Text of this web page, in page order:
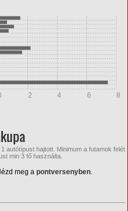
2 4 6 8
autótípust hajtott. Minimum a futamok felét
min 3 fő használta.
meg a pontversenyben.